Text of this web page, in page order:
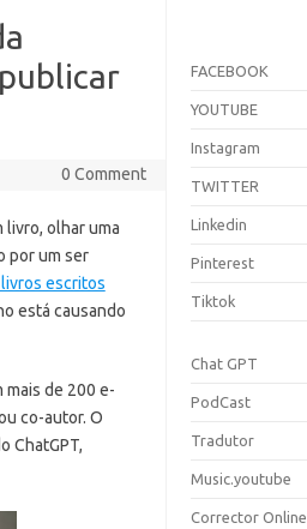
0 Comment
livro, olhar uma
por um ser
escritos
está causando
mais de 200 e-
co-autor. O
ChatGPT,
FACEBOOK
YOUTUBE
Instagram
TWITTER
Linkedin
Pinterest
Tiktok
Chat GPT
PodCast
Tradutor
Music.youtube
Corrector Online